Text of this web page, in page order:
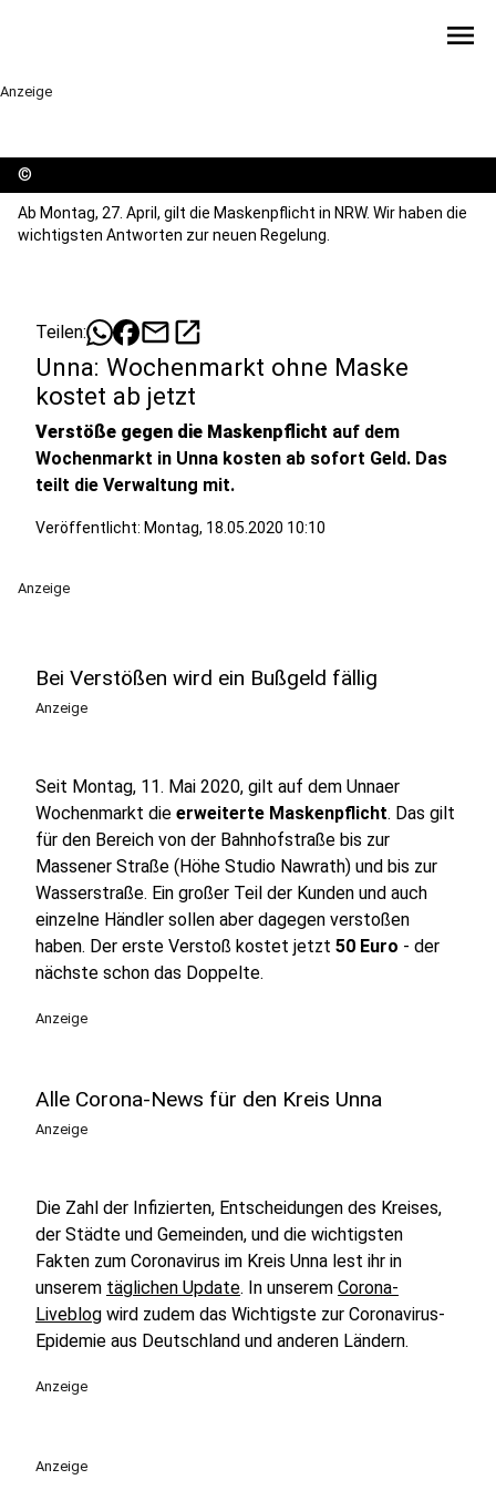
menu
Anzeige
©
Ab Montag, 27. April, gilt die Maskenpflicht in NRW. Wir haben die
wichtigsten Antworten zur neuen Regelung.
Teilen: mailopen_in_new
Unna: Wochenmarkt ohne Maske
kostet ab jetzt
Verstöße gegen die Maskenpflicht auf dem
Wochenmarkt in Unna kosten ab sofort Geld. Das
teilt die Verwaltung mit.
Veröffentlicht: Montag, 18.05.2020 10:10
Anzeige
Bei Verstößen wird ein Bußgeld fällig
Anzeige
Seit Montag, 11. Mai 2020, gilt auf dem Unnaer
Wochenmarkt die erweiterte Maskenpflicht. Das gilt
für den Bereich von der Bahnhofstraße bis zur
Massener Straße (Höhe Studio Nawrath) und bis zur
Wasserstraße. Ein großer Teil der Kunden und auch
einzelne Händler sollen aber dagegen verstoßen
haben. Der erste Verstoß kostet jetzt 50 Euro - der
nächste schon das Doppelte.
Anzeige
Alle Corona-News für den Kreis Unna
Anzeige
Die Zahl der Infizierten, Entscheidungen des Kreises,
der Städte und Gemeinden, und die wichtigsten
Fakten zum Coronavirus im Kreis Unna lest ihr in
unserem täglichen Update. In unserem Corona-
Liveblog wird zudem das Wichtigste zur Coronavirus-
Epidemie aus Deutschland und anderen Ländern.
Anzeige
Anzeige